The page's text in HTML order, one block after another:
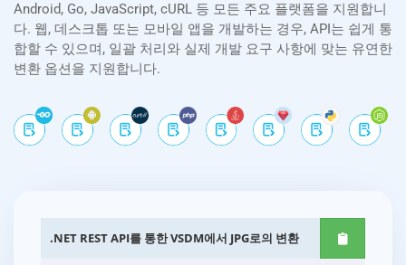
Android, Go, JavaScript, cURL 등 모든 주요 플랫폼을 지원합니
다. 웹, 데스크톱 또는 모바일 앱을 개발하는 경우, API는 쉽게 통
합할 수 있으며, 일괄 처리와 실제 개발 요구 사항에 맞는 유연한
변환 옵션을 지원합니다.
.NET REST API를 통한 VSDM에서 JPG로의 변환